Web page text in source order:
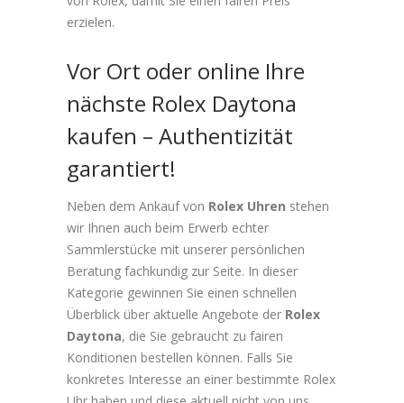
erzielen.
Vor Ort oder online Ihre
nächste Rolex Daytona
kaufen – Authentizität
garantiert!
Neben dem Ankauf von Rolex Uhren stehen
wir Ihnen auch beim Erwerb echter
Sammlerstücke mit unserer persönlichen
Beratung fachkundig zur Seite. In dieser
Kategorie gewinnen Sie einen schnellen
Überblick über aktuelle Angebote der Rolex
Daytona, die Sie gebraucht zu fairen
Konditionen bestellen können. Falls Sie
konkretes Interesse an einer bestimmte Rolex